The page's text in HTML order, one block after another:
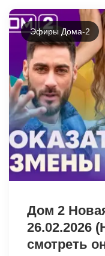
Эфиры Дома-2
Дом 2
26.02.2026
смотреть